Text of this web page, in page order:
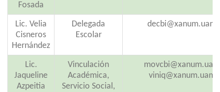
Fosada
Lic. Velia
Cisneros
Hernández
Delegada
Escolar
Lic.
Jaqueline
Azpeitia
Vinculación
Académica,
Servicio Social,